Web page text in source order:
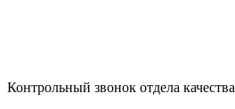
Контрольный звонок отдела качества